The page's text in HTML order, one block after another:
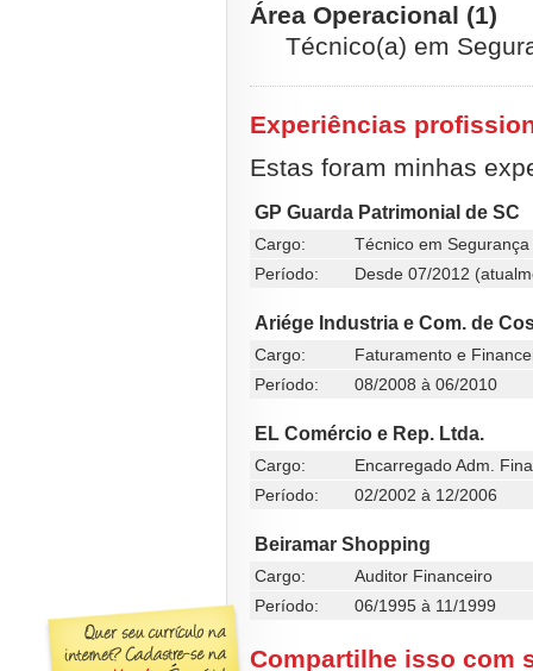
Área Operacional (1)
Técnico(a) em
Experiências
Estas foram minhas
GP Guarda Patrimonial de SC
Cargo:
Técnico em
Período:
Desde 07/2012
Ariége Industria e Com. de
Cargo:
Faturamento e
Período:
08/2008 à 06/2010
EL Comércio e Rep. Ltda.
Cargo:
Encarregado Adm.
Período:
02/2002 à 12/2006
Beiramar Shopping
Cargo:
Auditor Financeiro
Período:
06/1995 à 11/1999
Compartilhe isso com